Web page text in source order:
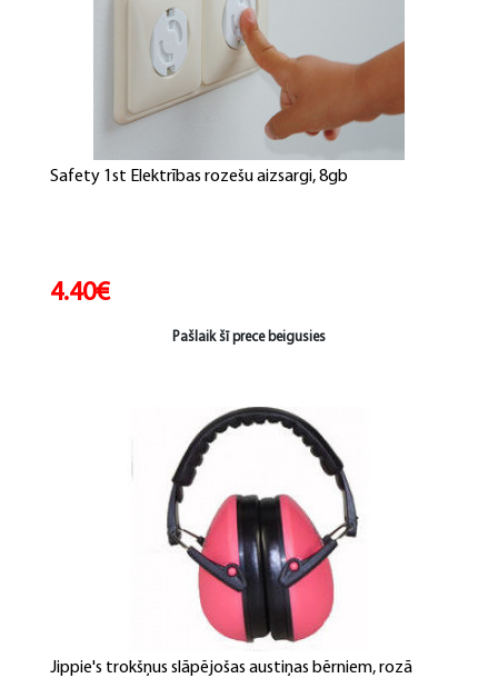
Safety 1st Elektrības rozešu aizsargi, 8gb
4.40€
Pašlaik šī prece beigusies
Jippie's trokšņus slāpējošas austiņas bērniem, rozā